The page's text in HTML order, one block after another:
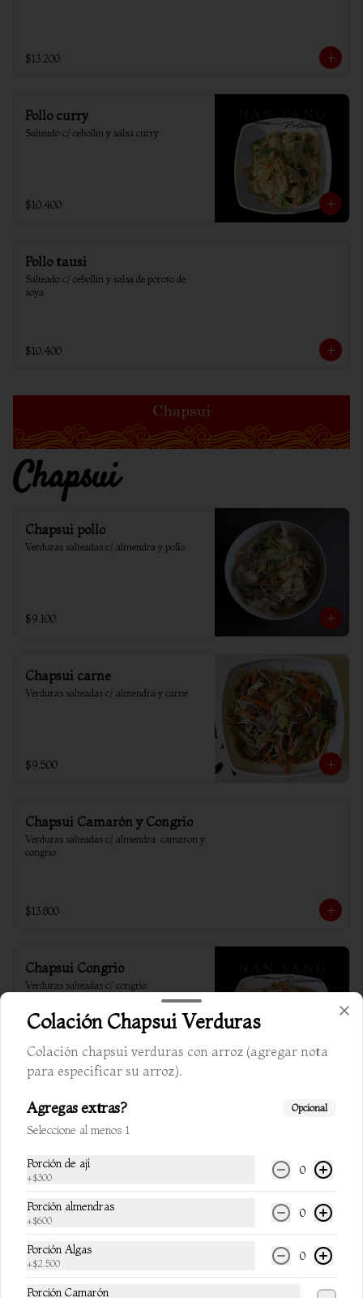
$13.200
Pollo curry
Salteado c/ cebollin y salsa curry
$10.400
Pollo tausi
Salteado c/ cebollin y salsa de poroto de
soya
$10.400
Chapsui
Chapsui pollo
Verduras salteadas c/ almendra y pollo
$9.100
Chapsui carne
Verduras salteadas c/ almendra y carne
$9.500
Chapsui Camarón y Congrio
Verduras salteadas c/ almendra, camaron y
congrio
$13.800
Chapsui Congrio
Verduras salteadas c/ congrio
$13.200
Chapsui camarón
Verduras salteadas c/ almendra y camaron
$13.800
Chapsui carne y pollo
Verduras salteadas c/ almendra, carne y
pollo
Colación Chapsui Verduras
Colación chapsui verduras con arroz (agregar nota
para especificar su arroz).
Agregas extras? Opcional
Seleccione al menos 1
Porción de ají
+$300
0
Porción almendras
+$600
0
Porción Algas
+$2.500
0
Porción Camarón